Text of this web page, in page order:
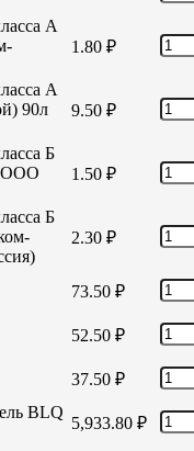
А
1.80 ₽
А
90л
9.50 ₽
Б
(ООО
1.50 ₽
Б
2.30 ₽
73.50 ₽
52.50 ₽
37.50 ₽
BLQ
5,933.80 ₽